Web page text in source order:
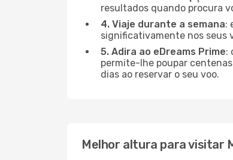
resultados quando procura
4. Viaje durante a semana:
significativamente nos seus
5. Adira ao eDreams Prime:
permite-lhe poupar
dias ao reservar o seu voo.
Melhor altura para visitar